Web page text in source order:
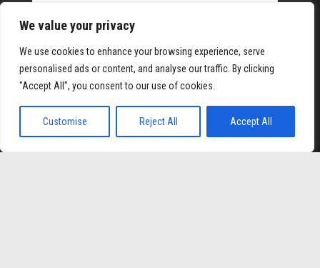
We value your privacy
We use cookies to enhance your browsing experience, serve
personalised ads or content, and analyse our traffic. By clicking
"Accept All", you consent to our use of cookies.
Customise Reject All Accept All